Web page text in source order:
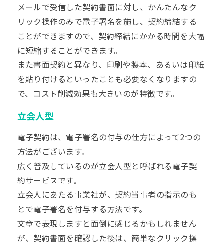
メールで受信した契約書面に対し、かんたんなク
リック操作のみで電子署名を施し、契約締結する
ことができますので、契約締結にかかる時間を大幅
に短縮することができます。
また書面契約と異なり、印刷や製本、あるいは印紙
を貼り付けるといったことも必要なくなりますの
で、コスト削減効果も大きいのが特徴です。
立会人型
電子契約は、電子署名の付与の仕方によって2つの
方法がございます。
広く普及しているのが立会人型と呼ばれる電子契
約サービスです。
立会人にあたる事業社が、契約当事者の指示のも
とで電子署名を付与する方法です。
文章で表現しますと面倒に感じるかもしれません
が、契約書面を確認した後は、簡単なクリック操